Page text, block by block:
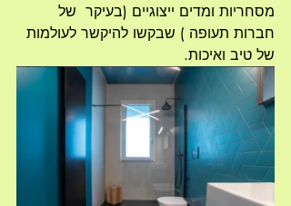
מסחריות ומדים ייצוגיים (בעיקר  של
חברות תעופה ) שבקשו להיקשר לעולמות
של טיב ואיכות.